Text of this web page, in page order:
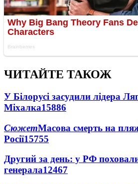
ЧИТАЙТЕ ТАКОЖ
У Білорусі засудили лідера
Міхалка15886
СюжетМасова смерть на
Росії15755
Другий за день: у РФ
генерала12467